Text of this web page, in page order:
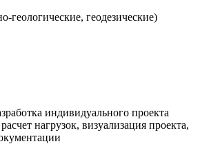
геологические, геодезические)
индивидуального проекта
нагрузок, визуализация проекта,